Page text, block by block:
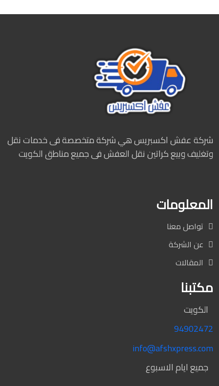
شركة عفش اكسبريس هي شركة متخصصة فى خدمات نقل
وتغليف وبيع كراتين نقل العفش فى جميع مناطق الكويت
المعلومات
تواصل معنا
عن الشركة
المقالات
مكتبنا
الكويت
94902472
info@afshxpress.com
جميع ايام الاسبوع